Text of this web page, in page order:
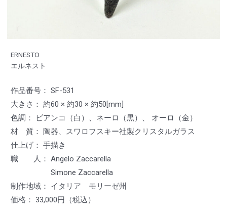
ERNESTO
エルネスト
作品番号： SF-531
大きさ： 約60 × 約30 × 約50[mm]
色調： ビアンコ（白）、ネーロ（黒）、 オーロ（金）
材 質： 陶器、スワロフスキー社製クリスタルガラス
仕上げ： 手描き
職 人： Angelo Zaccarella
Simone Zaccarella
制作地域： イタリア モリーゼ州
価格： 33,000円（税込）